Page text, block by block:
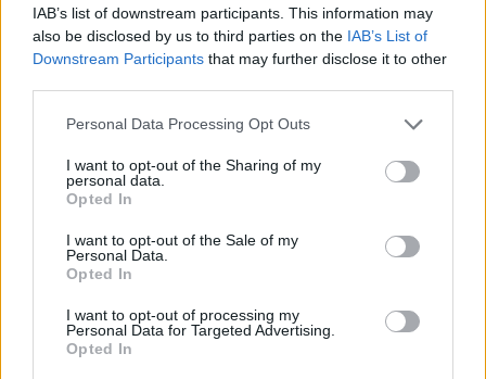
IAB’s list of downstream participants. This information may
also be disclosed by us to third parties on the IAB’s List of
Downstream Participants that may further disclose it to other
Please note that this website/app uses one or more Google
not limited to your visit or usage behaviour. You may click to
grant or deny consent to Google and its third-party tags to
use your data for below specified purposes in below Google
consent section.
Personal Data Processing Opt Outs
I want to opt-out of the Sharing of my
personal data.
Opted In
I want to opt-out of the Sale of my
Personal Data.
Opted In
I want to opt-out of processing my
Personal Data for Targeted Advertising.
Opted In
AUTORE
AiAdhubMedia